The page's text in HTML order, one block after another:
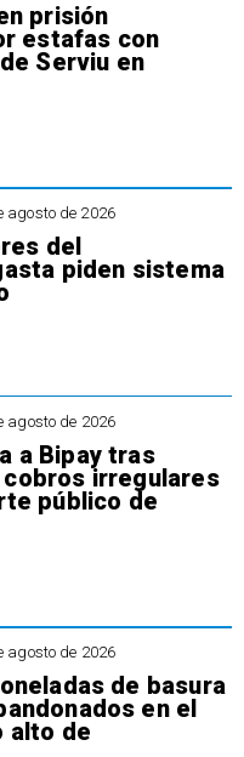
prisión
estafas con
Serviu en
agosto de 2026
del
piden sistema
agosto de 2026
a Bipay tras
irregulares
público de
agosto de 2026
de basura
en el
alto de